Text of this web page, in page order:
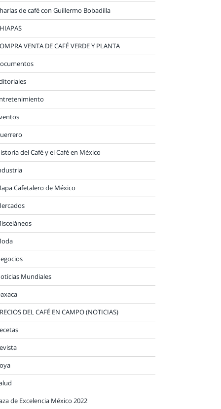
de café con Guillermo Bobadilla
VENTA DE CAFÉ VERDE Y PLANTA
del Café y el Café en México
Cafetalero de México
Mundiales
DEL CAFÉ EN CAMPO (NOTICIAS)
de Excelencia México 2022